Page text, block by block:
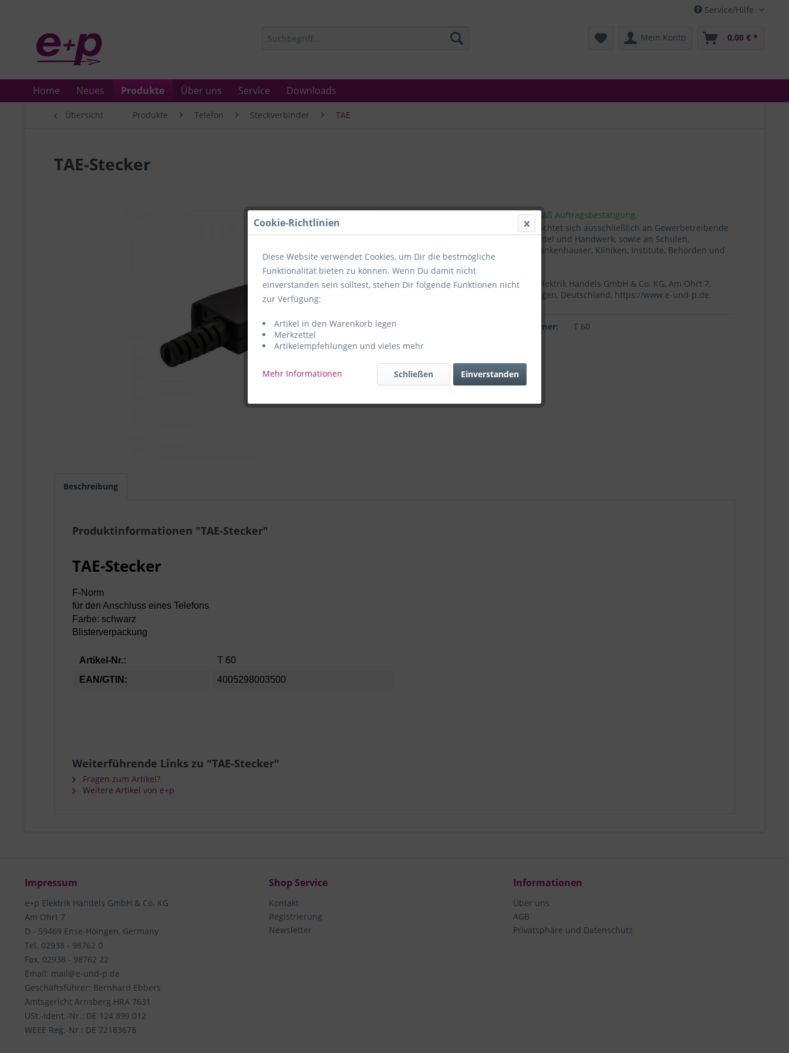
Service/Hilfe
Mein Konto 0,00 € *
Home Neues Produkte Über uns Service Downloads
Übersicht Produkte Telefon Steckverbinder TAE
TAE-Stecker
Lieferzeit gemäß Auftragsbestätigung.
Unser Angebot richtet sich ausschließlich an Gewerbetreibende
in Industrie, Handel und Handwerk, sowie an Schulen,
Laboratorien, Krankenhäuser, Kliniken, Institute, Behörden und
Ämter.
Hersteller:e+p Elektrik Handels GmbH & Co. KG, Am Ohrt 7,
59469 Ense-Höingen, Deutschland, https://www.e-und-p.de.
e+p Artikelnummer: T 60
Beschreibung
Produktinformationen "TAE-Stecker"
TAE-Stecker
F-Norm
für den Anschluss eines Telefons
Farbe: schwarz
Blisterverpackung
Artikel-Nr.:
T 60
EAN/GTIN:
4005298003500
Weiterführende Links zu "TAE-Stecker"
Fragen zum Artikel?
Weitere Artikel von e+p
Impressum
e+p Elektrik Handels GmbH & Co. KG
Am Ohrt 7
D - 59469 Ense-Höingen, Germany
Tel. 02938 - 98762 0
Fax. 02938 - 98762 22
Email: mail@e-und-p.de
Geschäftsführer: Bernhard Ebbers
Amtsgericht Arnsberg HRA 7631
USt.-Ident.-Nr.: DE 124 899 012
WEEE Reg.-Nr.: DE 72183678
Shop Service
Kontakt
Registrierung
Newsletter
Informationen
Über uns
AGB
Privatsphäre und Datenschutz
Cookie-Richtlinien
Diese Website verwendet Cookies, um Dir die bestmögliche
Funktionalität bieten zu können. Wenn Du damit nicht
einverstanden sein solltest, stehen Dir folgende Funktionen nicht
zur Verfügung:
Artikel in den Warenkorb legen
Merkzettel
Artikelempfehlungen und vieles mehr
Mehr Informationen Einverstanden
Schließen